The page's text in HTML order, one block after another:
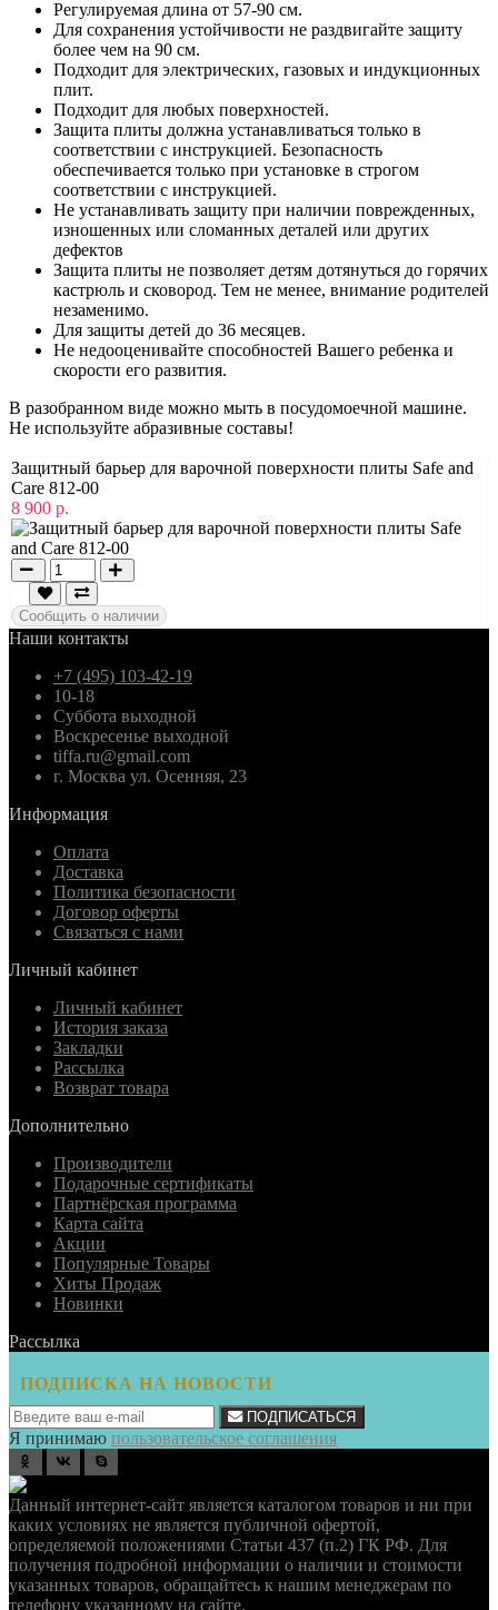
Регулируемая длина от 57-90 см.
Для сохранения устойчивости не раздвигайте защиту
более чем на 90 см.
Подходит для электрических, газовых и индукционных
плит.
Подходит для любых поверхностей.
Защита плиты должна устанавливаться только в
соответствии с инструкцией. Безопасность
обеспечивается только при установке в строгом
соответствии с инструкцией.
Не устанавливать защиту при наличии поврежденных,
изношенных или сломанных деталей или других
дефектов
Защита плиты не позволяет детям дотянуться до горячих
кастрюль и сковород. Тем не менее, внимание родителей
незаменимо.
Для защиты детей до 36 месяцев.
Не недооценивайте способностей Вашего ребенка и
скорости его развития.
В разобранном виде можно мыть в посудомоечной машине.
Не используйте абразивные составы!
Защитный барьер для варочной поверхности плиты Safe and
Care 812-00
8 900 р.
Сообщить о наличии
Наши контакты
+7 (495) 103-42-19
10-18
Суббота выходной
Воскресенье выходной
tiffa.ru@gmail.com
г. Москва ул. Осенняя, 23
Информация
Оплата
Доставка
Политика безопасности
Договор оферты
Связаться с нами
Личный кабинет
Личный кабинет
История заказа
Закладки
Рассылка
Возврат товара
Дополнительно
Производители
Подарочные сертификаты
Партнёрская программа
Карта сайта
Акции
Популярные Товары
Хиты Продаж
Новинки
Рассылка
ПОДПИСКА НА НОВОСТИ
ПОДПИСАТЬСЯ
Я принимаю пользовательское соглашения
odnoklassniki
vk skype
Данный интернет-сайт является каталогом товаров и ни при
каких условиях не является публичной офертой,
определяемой положениями Статьи 437 (п.2) ГК РФ. Для
получения подробной информации о наличии и стоимости
указанных товаров, обращайтесь к нашим менеджерам по
телефону указанному на сайте.